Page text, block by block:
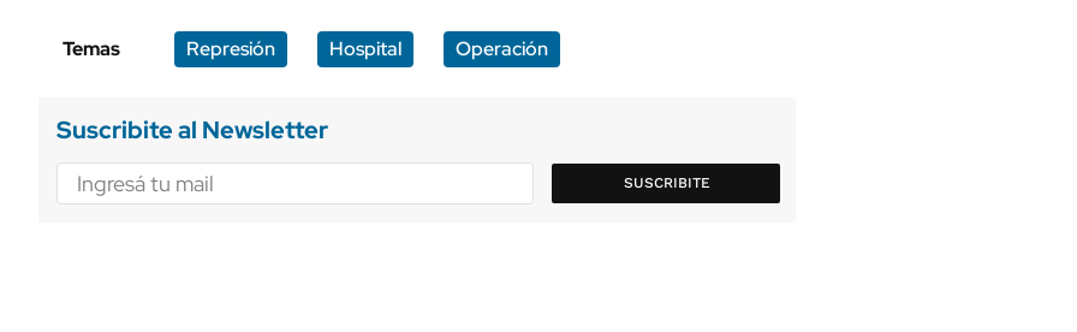
Temas Represión Hospital Operación
Suscribite al Newsletter
SUSCRIBITE